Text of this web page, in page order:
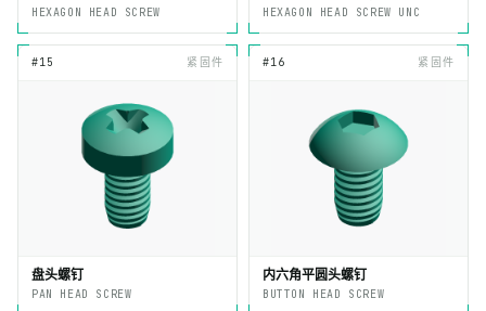
HEXAGON HEAD SCREW HEXAGON HEAD SCREW UNC
#15 紧固件
盘头螺钉
PAN HEAD SCREW
#16 紧固件
内六角平圆头螺钉
BUTTON HEAD SCREW